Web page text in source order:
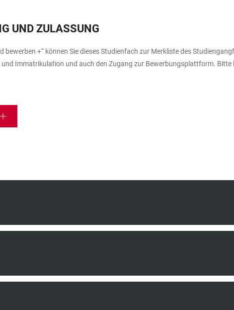
UND ZULASSUNG
bewerben +“ können Sie dieses Studienfach zur Merkliste des
Immatrikulation und auch den Zugang zur Bewerbungsplattform. Bitte